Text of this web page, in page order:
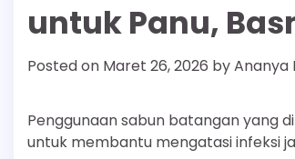
untuk Panu,
Posted on Maret 26, 2026 byAnanya
Penggunaan sabun batangan yang
untuk membantu mengatasi infeksi